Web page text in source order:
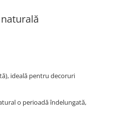
ideală pentru decoruri
o perioadă îndelungată,